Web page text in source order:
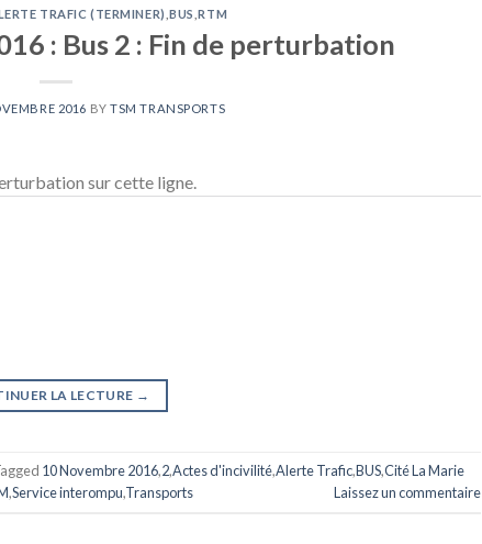
TRAFIC (TERMINER) ,BUS ,RTM
: Bus 2 : Fin de perturbation
2016 BYTSM TRANSPORTS
sur cette ligne.
LA LECTURE →
10 Novembre 2016,2,Actes d'incivilité,Alerte Trafic,BUS,Cité La Marie
,Service interompu,Transports Laissez un commentaire